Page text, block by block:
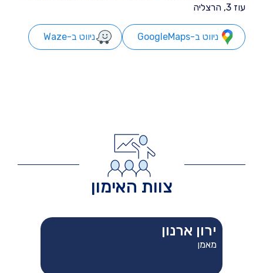
עוז 3, הרצליה
ניווט ב-GoogleMaps ניווט ב-Waze
צוות האימון
ירון ארנון
מאמן